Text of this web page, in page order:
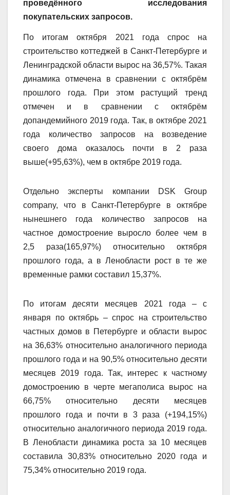
проведённого исследования
покупательских запросов.
По итогам октября 2021 года спрос на
строительство коттеджей в Санкт-Петербурге и
Ленинградской области вырос на 36,57%. Такая
динамика отмечена в сравнении с октябрём
прошлого года. При этом растущий тренд
отмечен и в сравнении с октябрём
допандемийного 2019 года. Так, в октябре 2021
года количество запросов на возведение
своего дома оказалось почти в 2 раза
выше(+95,63%), чем в октябре 2019 года.
Отдельно эксперты компании DSK Group
company, что в Санкт-Петербурге в октябре
нынешнего года количество запросов на
частное домостроение выросло более чем в
2,5 раза(165,97%) относительно октября
прошлого года, а в Ленобласти рост в те же
временные рамки составил 15,37%.
По итогам десяти месяцев 2021 года – с
января по октябрь – спрос на строительство
частных домов в Петербурге и области вырос
на 36,63% относительно аналогичного периода
прошлого года и на 90,5% относительно десяти
месяцев 2019 года. Так, интерес к частному
домостроению в черте мегаполиса вырос на
66,75% относительно десяти месяцев
прошлого года и почти в 3 раза (+194,15%)
относительно аналогичного периода 2019 года.
В Ленобласти динамика роста за 10 месяцев
составила 30,83% относительно 2020 года и
75,34% относительно 2019 года.